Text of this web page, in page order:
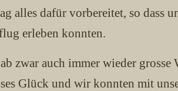
alles dafür vorbereitet, so dass
erleben konnten.
zwar auch immer wieder
Glück und wir konnten mit